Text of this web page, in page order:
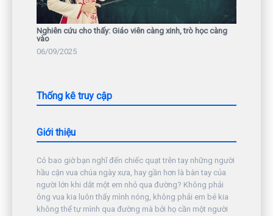
Nghiên cứu cho thấy: Giáo viên càng xinh, trò học càng
vào
06/09/2025
Thống kê truy cập
Giới thiệu
Có bao giờ bạn nghĩ đến chiếc quạt trên tay những người
hầu cận vua chúa ngày xưa, hay gần hơn là bàn tay của
người lớn khi dắt một em nhỏ qua đường? Không phải
ông vua kia luôn thấy mình nóng, không phải em bé kia
không thể tự mình qua đường mà bởi họ cần một người